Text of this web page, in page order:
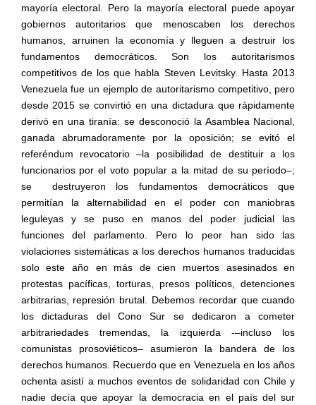
mayoría electoral. Pero la mayoría electoral puede apoyar
gobiernos autoritarios que menoscaben los derechos
humanos, arruinen la economía y lleguen a destruir los
fundamentos democráticos. Son los autoritarismos
competitivos de los que habla Steven Levitsky. Hasta 2013
Venezuela fue un ejemplo de autoritarismo competitivo, pero
desde 2015 se convirtió en una dictadura que rápidamente
derivó en una tiranía: se desconoció la Asamblea Nacional,
ganada abrumadoramente por la oposición; se evitó el
referéndum revocatorio –la posibilidad de destituir a los
funcionarios por el voto popular a la mitad de su período–;
se
destruyeron los fundamentos democráticos que
permitían la alternabilidad en el poder con maniobras
leguleyas y se puso en manos del poder judicial las
funciones del parlamento. Pero lo peor han sido las
violaciones sistemáticas a los derechos humanos traducidas
solo este año en más de cien muertos asesinados en
protestas pacíficas, torturas, presos políticos, detenciones
arbitrarias, represión brutal. Debemos recordar que cuando
los dictaduras del Cono Sur se dedicaron a cometer
arbitrariedades tremendas, la izquierda -–incluso los
comunistas prosoviéticos– asumieron la bandera de los
derechos humanos. Recuerdo que en Venezuela en los años
ochenta asistí a muchos eventos de solidaridad con Chile y
nadie decía que apoyar la democracia en el país del sur